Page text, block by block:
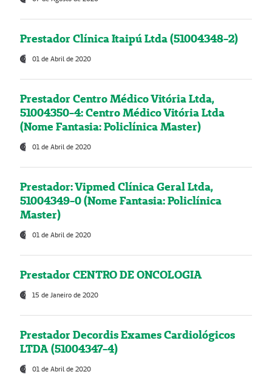
Prestador Clínica Itaipú Ltda (51004348-2)
01 de Abril de 2020
Prestador Centro Médico Vitória Ltda,
51004350-4: Centro Médico Vitória Ltda
(Nome Fantasia: Policlínica Master)
01 de Abril de 2020
Prestador: Vipmed Clínica Geral Ltda,
51004349-0 (Nome Fantasia: Policlínica
Master)
01 de Abril de 2020
Prestador CENTRO DE ONCOLOGIA
15 de Janeiro de 2020
Prestador Decordis Exames Cardiológicos
LTDA (51004347-4)
01 de Abril de 2020